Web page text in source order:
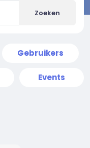
Zoeken
Gebruikers
Events